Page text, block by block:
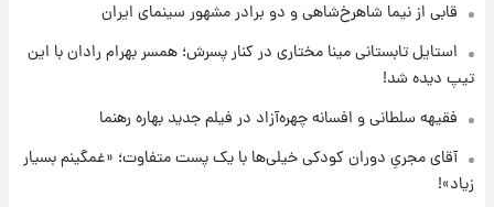
۲۲ ساعت پیش
واکنش تند تاکر کارلسون به حمله آمریکا به
مدرسه میناب؛ «باید سیلی محکمی به صورت
۲۳ ساعت پیش
۱۴۰۵/کاهش قیمت طلا و سکه
قابی از نیما شاهرخ‌شاهی و دو برادر مشهور سینمای ایران
استایل تابستانی مینا مختاری در کنار پسرش؛ همسر بهرام رادان با این
تیپ دیده شد!
فقیهه سلطانی و افسانه چهره‌آزاد در فیلم جدید بهاره رهنما
آقای مجریِ دوران کودکی خیلی‌ها با یک پست متفاوت؛ «غمگینم بسیار
زیاد»!